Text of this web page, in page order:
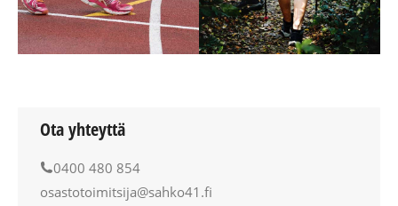
Ota yhteyttä
0400 480 854
osastotoimitsija@sahko41.fi